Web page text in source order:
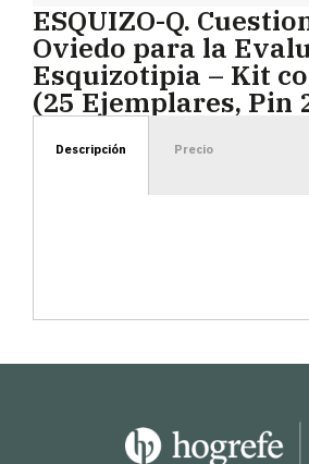
ESQUIZO-Q.
Oviedo para la
Esquizotipia – Kit
(25 Ejemplares, Pin
Descripción Precio